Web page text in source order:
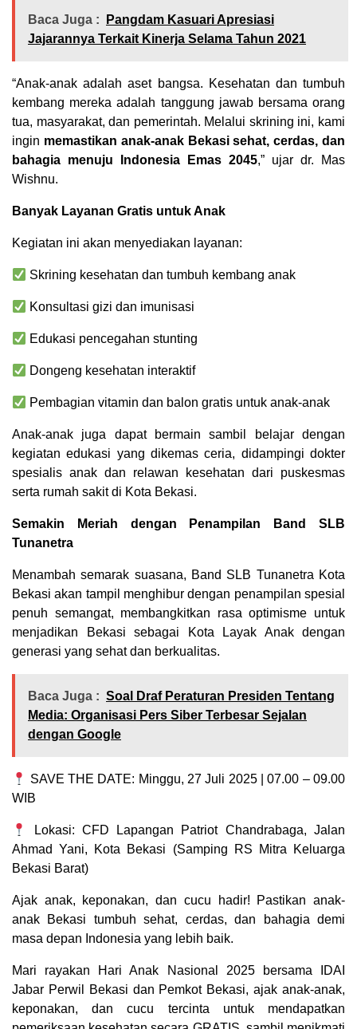
Baca Juga :
Pangdam Kasuari Apresiasi
Jajarannya Terkait Kinerja Selama Tahun 2021
“Anak-anak adalah aset bangsa. Kesehatan dan tumbuh
kembang mereka adalah tanggung jawab bersama orang
tua, masyarakat, dan pemerintah. Melalui skrining ini, kami
ingin memastikan anak-anak Bekasi sehat, cerdas, dan
bahagia menuju Indonesia Emas 2045,” ujar dr. Mas
Wishnu.
Banyak Layanan Gratis untuk Anak
Kegiatan ini akan menyediakan layanan:
Skrining kesehatan dan tumbuh kembang anak
Konsultasi gizi dan imunisasi
Edukasi pencegahan stunting
Dongeng kesehatan interaktif
Pembagian vitamin dan balon gratis untuk anak-anak
Anak-anak juga dapat bermain sambil belajar dengan
kegiatan edukasi yang dikemas ceria, didampingi dokter
spesialis anak dan relawan kesehatan dari puskesmas
serta rumah sakit di Kota Bekasi.
Semakin Meriah dengan Penampilan Band SLB
Tunanetra
Menambah semarak suasana, Band SLB Tunanetra Kota
Bekasi akan tampil menghibur dengan penampilan spesial
penuh semangat, membangkitkan rasa optimisme untuk
menjadikan Bekasi sebagai Kota Layak Anak dengan
generasi yang sehat dan berkualitas.
Baca Juga : Soal Draf Peraturan Presiden Tentang
Media: Organisasi Pers Siber Terbesar Sejalan
dengan Google
SAVE THE DATE: Minggu, 27 Juli 2025 | 07.00 – 09.00
WIB
Lokasi: CFD Lapangan Patriot Chandrabaga, Jalan
Ahmad Yani, Kota Bekasi (Samping RS Mitra Keluarga
Bekasi Barat)
Ajak anak, keponakan, dan cucu hadir! Pastikan anak-
anak Bekasi tumbuh sehat, cerdas, dan bahagia demi
masa depan Indonesia yang lebih baik.
Mari rayakan Hari Anak Nasional 2025 bersama IDAI
Jabar Perwil Bekasi dan Pemkot Bekasi, ajak anak-anak,
keponakan, dan cucu tercinta untuk mendapatkan